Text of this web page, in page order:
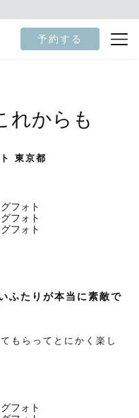
予約する
れからも
東京都
ふたりが本当に素敵で
もらってとにかく楽し